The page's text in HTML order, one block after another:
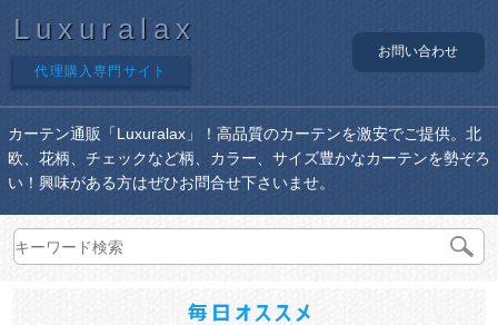
Luxuralax
代理購入専門サイト
お問い合わせ
カーテン通販「Luxuralax」！高品質のカーテンを激安でご提供。北
欧、花柄、チェックなど柄、カラー、サイズ豊かなカーテンを勢ぞろ
い！興味がある方はぜひお問合せ下さいませ。